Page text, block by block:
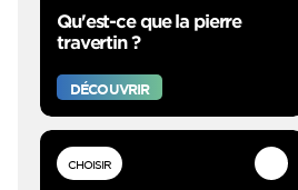
Qu'est-ce que la pierre
travertin ?
DÉCOUVRIR
CHOISIR